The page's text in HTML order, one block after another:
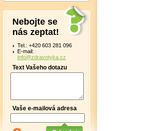
Nebojte se
nás zeptat!
Tel.: +420 603 281 096
E-mail:
info@zdravotyka.cz
Text Vašeho dotazu
Vaše e-mailová adresa